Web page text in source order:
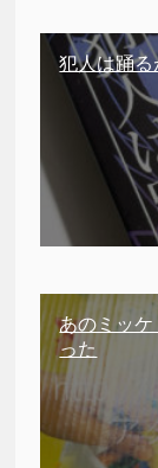
犯人は踊
あのミッ
った